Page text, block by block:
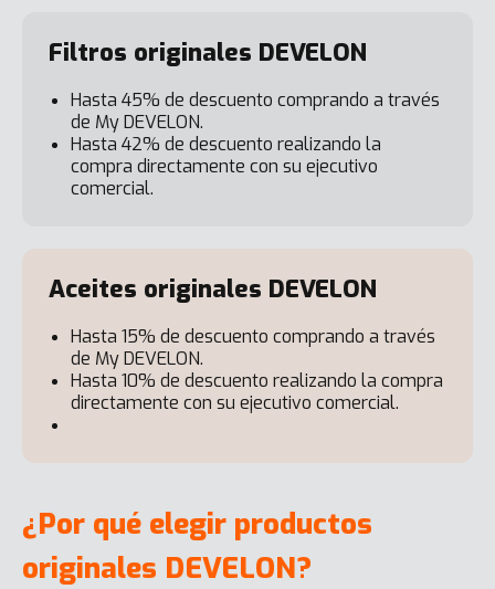
Filtros originales DEVELON
Hasta 45% de descuento comprando a través
de My DEVELON.
Hasta 42% de descuento realizando la
compra directamente con su ejecutivo
comercial.
Aceites originales DEVELON
Hasta 15% de descuento comprando a través
de My DEVELON.
Hasta 10% de descuento realizando la compra
directamente con su ejecutivo comercial.
¿Por qué elegir productos
originales DEVELON?